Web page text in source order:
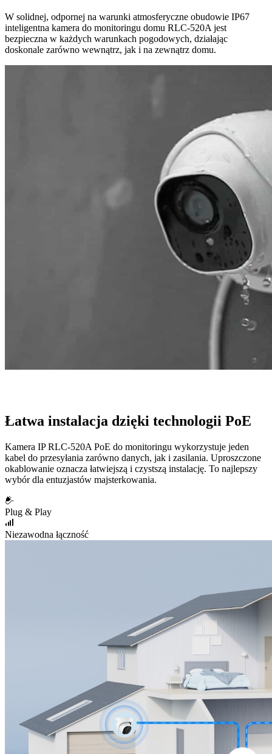
W solidnej, odpornej na warunki atmosferyczne obudowie IP67
inteligentna kamera do monitoringu domu RLC-520A jest
bezpieczna w każdych warunkach pogodowych, działając
doskonale zarówno wewnątrz, jak i na zewnątrz domu.
Łatwa instalacja dzięki technologii PoE
Kamera IP RLC-520A PoE do monitoringu wykorzystuje jeden
kabel do przesyłania zarówno danych, jak i zasilania. Uproszczone
okablowanie oznacza łatwiejszą i czystszą instalację. To najlepszy
wybór dla entuzjastów majsterkowania.
Plug & Play
Niezawodna łączność